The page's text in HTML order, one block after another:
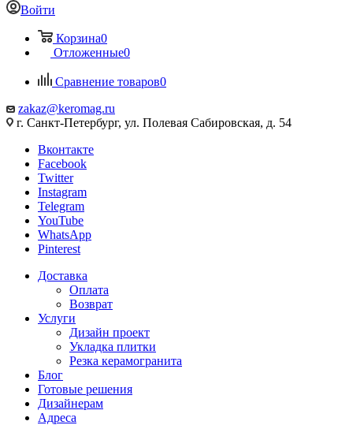
Войти
Корзина0
Отложенные0
Сравнение товаров0
zakaz@keromag.ru
г. Санкт-Петербург, ул. Полевая Сабировская, д. 54
Вконтакте
Facebook
Twitter
Instagram
Telegram
YouTube
WhatsApp
Pinterest
Доставка
Оплата
Возврат
Услуги
Дизайн проект
Укладка плитки
Резка керамогранита
Блог
Готовые решения
Дизайнерам
Адреса